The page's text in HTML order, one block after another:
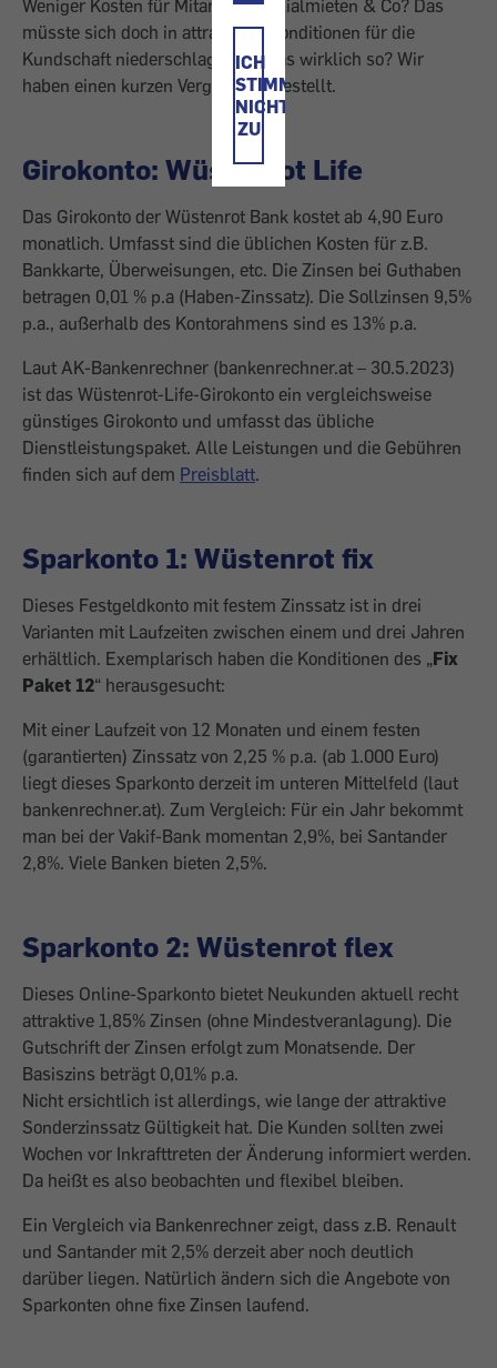
ICH
STIMME
NICHT
ZU
Weniger Kosten für Mitarbeiter, Filialmieten & Co? Das
müsste sich doch in attraktiven Konditionen für die
Kundschaft niederschlagen. Ist das wirklich so? Wir
haben einen kurzen Vergleich angestellt.
Girokonto: Wüstenrot Life
Das Girokonto der Wüstenrot Bank kostet ab 4,90 Euro
monatlich. Umfasst sind die üblichen Kosten für z.B.
Bankkarte, Überweisungen, etc. Die Zinsen bei Guthaben
betragen 0,01 % p.a (Haben-Zinssatz). Die Sollzinsen 9,5%
p.a., außerhalb des Kontorahmens sind es 13% p.a.
Laut AK-Bankenrechner (bankenrechner.at – 30.5.2023)
ist das Wüstenrot-Life-Girokonto ein vergleichsweise
günstiges Girokonto und umfasst das übliche
Dienstleistungspaket. Alle Leistungen und die Gebühren
finden sich auf dem Preisblatt.
Sparkonto 1: Wüstenrot fix
Dieses Festgeldkonto mit festem Zinssatz ist in drei
Varianten mit Laufzeiten zwischen einem und drei Jahren
erhältlich. Exemplarisch haben die Konditionen des „Fix
Paket 12“ herausgesucht:
Mit einer Laufzeit von 12 Monaten und einem festen
(garantierten) Zinssatz von 2,25 % p.a. (ab 1.000 Euro)
liegt dieses Sparkonto derzeit im unteren Mittelfeld (laut
bankenrechner.at). Zum Vergleich: Für ein Jahr bekommt
man bei der Vakif-Bank momentan 2,9%, bei Santander
2,8%. Viele Banken bieten 2,5%.
Sparkonto 2: Wüstenrot flex
Dieses Online-Sparkonto bietet Neukunden aktuell recht
attraktive 1,85% Zinsen (ohne Mindestveranlagung). Die
Gutschrift der Zinsen erfolgt zum Monatsende. Der
Basiszins beträgt 0,01% p.a.
Nicht ersichtlich ist allerdings, wie lange der attraktive
Sonderzinssatz Gültigkeit hat. Die Kunden sollten zwei
Wochen vor Inkrafttreten der Änderung informiert werden.
Da heißt es also beobachten und flexibel bleiben.
Ein Vergleich via Bankenrechner zeigt, dass z.B. Renault
und Santander mit 2,5% derzeit aber noch deutlich
darüber liegen. Natürlich ändern sich die Angebote von
Sparkonten ohne fixe Zinsen laufend.